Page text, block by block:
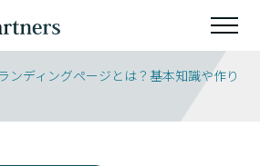
ランディングページとは？基本知識や作り